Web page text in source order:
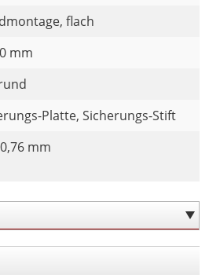
flach
mm
Platte, Sicherungs-Stift
mm